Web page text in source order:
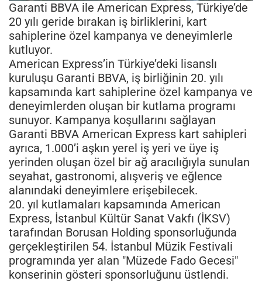
Garanti BBVA ile American Express, Türkiye’de
20 yılı geride bırakan iş birliklerini, kart
sahiplerine özel kampanya ve deneyimlerle
kutluyor.
American Express’in Türkiye’deki lisanslı
kuruluşu Garanti BBVA, iş birliğinin 20. yılı
kapsamında kart sahiplerine özel kampanya ve
deneyimlerden oluşan bir kutlama programı
sunuyor. Kampanya koşullarını sağlayan
Garanti BBVA American Express kart sahipleri
ayrıca, 1.000’i aşkın yerel iş yeri ve üye iş
yerinden oluşan özel bir ağ aracılığıyla sunulan
seyahat, gastronomi, alışveriş ve eğlence
alanındaki deneyimlere erişebilecek.
20. yıl kutlamaları kapsamında American
Express, İstanbul Kültür Sanat Vakfı (İKSV)
tarafından Borusan Holding sponsorluğunda
gerçekleştirilen 54. İstanbul Müzik Festivali
programında yer alan "Müzede Fado Gecesi"
konserinin gösteri sponsorluğunu üstlendi.